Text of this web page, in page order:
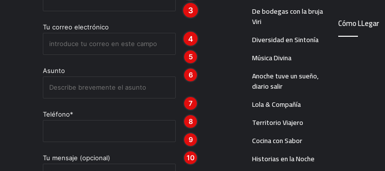
Tu correo electrónico
Asunto
Teléfono*
Tu mensaje (opcional)
De bodegas con la bruja
Viri
Diversidad en Sintonía
Música Divina
Anoche tuve un sueño,
diario salir
Lola & Compañía
Territorio Viajero
Cocina con Sabor
Historias en la Noche
Cómo LLegar